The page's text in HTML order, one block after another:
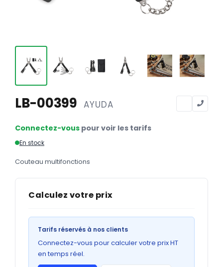
Calendriers
Tête de lettre
Sous-mains
Chemises
GRAND FORMAT
LB-00399 AYUDA
Connectez-vous pour voir les tarifs
En stock
Couteau multifonctions
Calculez votre prix
Tarifs réservés à nos clients
Connectez-vous pour calculer votre prix HT
en temps réel.